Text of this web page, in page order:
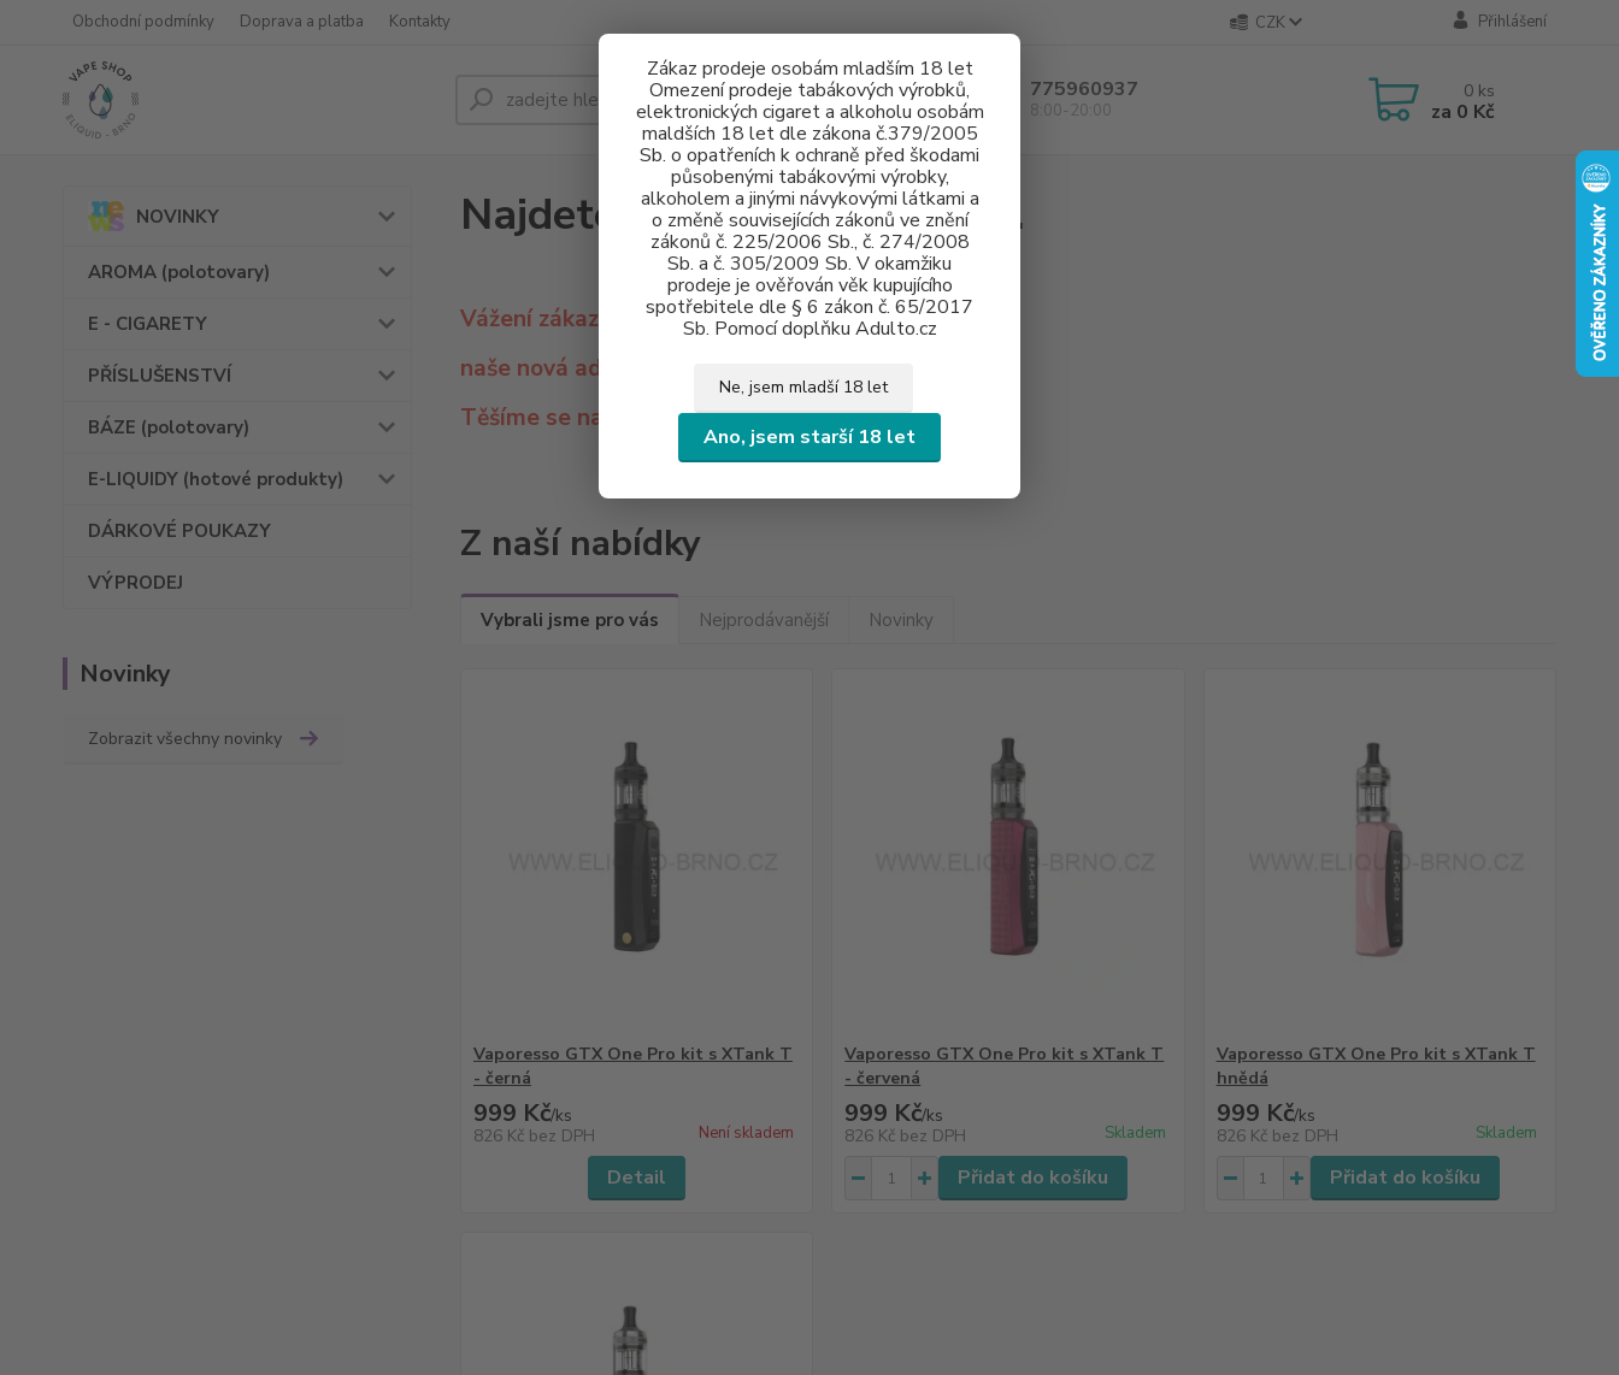
Zákaz prodeje osobám mladším 18 let
Omezení prodeje tabákových výrobků,
elektronických cigaret a alkoholu osobám
maldších 18 let dle zákona č.379/2005
Sb. o opatřeních k ochraně před škodami
působenými tabákovými výrobky,
alkoholem a jinými návykovými látkami a
o změně souvisejících zákonů ve znění
zákonů č. 225/2006 Sb., č. 274/2008
Sb. a č. 305/2009 Sb. V okamžiku
prodeje je ověřován věk kupujícího
spotřebitele dle § 6 zákon č. 65/2017
Sb. Pomocí doplňku Adulto.cz
Ne, jsem mladší 18 let
Ano, jsem starší 18 let
Obchodní podmínky Doprava a platba Kontakty CZK Přihlášení
Hledat 775960937
8:00-20:00
0 ks
za 0 Kč
NOVINKY
AROMA (polotovary)
E - CIGARETY
PŘÍSLUŠENSTVÍ
BÁZE (polotovary)
E-LIQUIDY (hotové produkty)
DÁRKOVÉ POUKAZY
VÝPRODEJ
Novinky
Zobrazit všechny novinky
Najdete nás na nové adrese.
Vážení zákazníci,
naše nová adresa je
Těšíme se na Vás.
Z naší nabídky
Vybrali jsme pro vás Nejprodávanější Novinky
Vaporesso GTX One Pro kit s XTank T
- černá
999 Kč/ks
826 Kč bez DPH Není skladem
Detail
Vaporesso GTX One Pro kit s XTank T
- červená
999 Kč/ks
826 Kč bez DPH Skladem
Přidat do košíku
Vaporesso GTX One Pro kit s XTank T
hnědá
999 Kč/ks
826 Kč bez DPH Skladem
Přidat do košíku